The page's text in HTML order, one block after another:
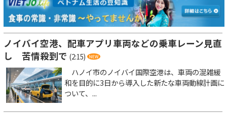
ノイバイ空港、配車アプリ車両などの乗車レーン見直
し 苦情殺到で (2:15)
ハノイ市のノイバイ国際空港は、車両の混雑緩
和を目的に3日から導入した新たな車両動線計画に
ついて、...